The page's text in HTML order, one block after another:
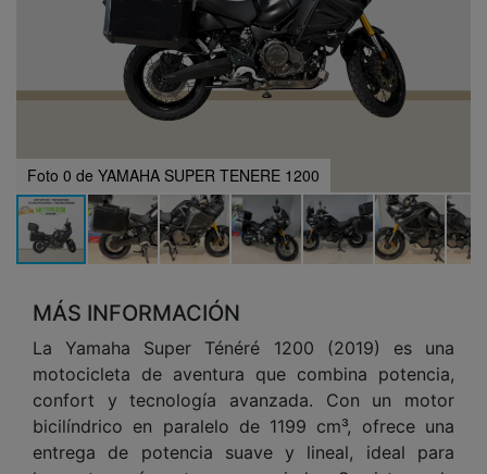
Foto 0 de YAMAHA SUPER TENERE 1200
MÁS INFORMACIÓN
La Yamaha Super Ténéré 1200 (2019) es una
motocicleta de aventura que combina potencia,
confort y tecnología avanzada. Con un motor
bicilíndrico en paralelo de 1199 cm³, ofrece una
entrega de potencia suave y lineal, ideal para